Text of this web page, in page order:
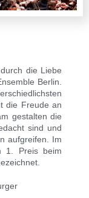
die Liebe
Berlin.
die Freude an
gestalten die
sind und
aufgreifen. Im
1. Preis beim